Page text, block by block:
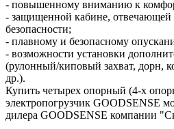
- повышенному вниманию к
- защищенной кабине,
безопасности;
- плавному и безопасному
- возможности установки
(рулонный/киповый захват, дорн,
др.).
Купить четырех опорный (4-х
электропогрузчик GOODSENSE
дилера GOODSENSE компании